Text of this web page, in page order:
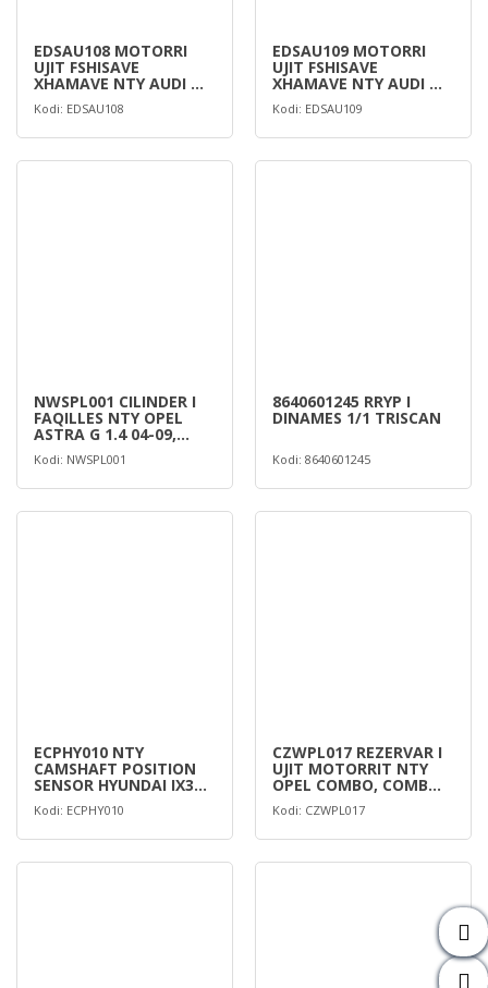
EDSAU108 MOTORRI
UJIT FSHISAVE
XHAMAVE NTY AUDI A3
03-, A4 00- /
Kodi: EDSAU108
EDSAU109 MOTORRI
UJIT FSHISAVE
XHAMAVE NTY AUDI A3
03-, A4 00- /
Kodi: EDSAU109
NWSPL001 CILINDER I
FAQILLES NTY OPEL
ASTRA G 1.4 04-09,
ASTRA H
Kodi: NWSPL001
8640601245 RRYP I
DINAMES 1/1 TRISCAN
Kodi: 8640601245
ECPHY010 NTY
CAMSHAFT POSITION
SENSOR HYUNDAI IX35
2.0CRDI 2010-
Kodi: ECPHY010
CZWPL017 REZERVAR I
UJIT MOTORRIT NTY
OPEL COMBO, COMBO
TOUR, CO
Kodi: CZWPL017